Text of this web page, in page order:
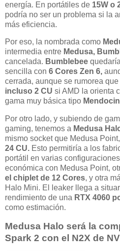
energía. En portátiles de 15W o
podría no ser un problema si la
más eficiencia.
Por eso, la nombrada como
intermedia entre Medusa,
cancelada. Bumblebee
sencilla con 6 Cores Zen 6,
cerrada, aunque se rumorea
incluso 2 CU si AMD la orienta
gama muy básica tipo
Por otro lado, y subiendo de
gaming, tenemos a Medusa
mismo socket que Medusa
24 CU. Esto permitiría a los
portátil en varias
económica con Medusa Point,
el chiplet de 12 Cores, y otra
Halo Mini. El leaker llega a
rendimiento de una RTX 4060
como estimación.
Medusa Halo será la
Spark 2 con el N2X de